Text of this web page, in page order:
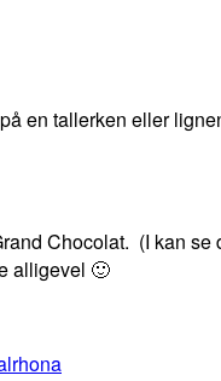
en tallerken eller
Chocolat. (I kan
alligevel 🙂